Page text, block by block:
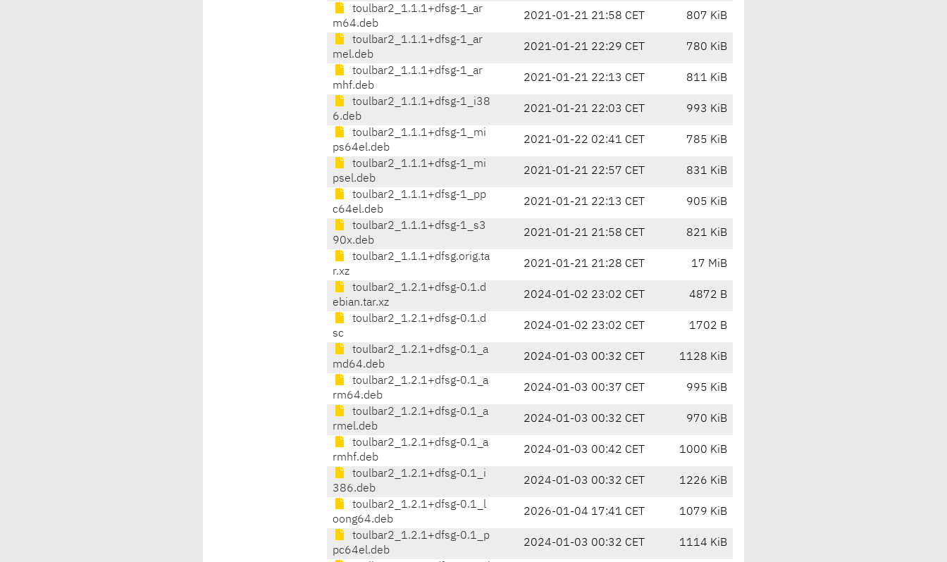
toulbar2_1.1.1+dfsg-1_ar
m64.deb
2021-01-21 21:58 CET 807 KiB
toulbar2_1.1.1+dfsg-1_ar
mel.deb
2021-01-21 22:29 CET 780 KiB
toulbar2_1.1.1+dfsg-1_ar
mhf.deb
2021-01-21 22:13 CET 811 KiB
toulbar2_1.1.1+dfsg-1_i38
6.deb
2021-01-21 22:03 CET 993 KiB
toulbar2_1.1.1+dfsg-1_mi
ps64el.deb
2021-01-22 02:41 CET 785 KiB
toulbar2_1.1.1+dfsg-1_mi
psel.deb
2021-01-21 22:57 CET 831 KiB
toulbar2_1.1.1+dfsg-1_pp
c64el.deb
2021-01-21 22:13 CET 905 KiB
toulbar2_1.1.1+dfsg-1_s3
90x.deb
2021-01-21 21:58 CET 821 KiB
toulbar2_1.1.1+dfsg.orig.ta
r.xz
2021-01-21 21:28 CET 17 MiB
toulbar2_1.2.1+dfsg-0.1.d
ebian.tar.xz
2024-01-02 23:02 CET 4872 B
toulbar2_1.2.1+dfsg-0.1.d
sc
2024-01-02 23:02 CET 1702 B
toulbar2_1.2.1+dfsg-0.1_a
md64.deb
2024-01-03 00:32 CET 1128 KiB
toulbar2_1.2.1+dfsg-0.1_a
rm64.deb
2024-01-03 00:37 CET 995 KiB
toulbar2_1.2.1+dfsg-0.1_a
rmel.deb
2024-01-03 00:32 CET 970 KiB
toulbar2_1.2.1+dfsg-0.1_a
rmhf.deb
2024-01-03 00:42 CET 1000 KiB
toulbar2_1.2.1+dfsg-0.1_i
386.deb
2024-01-03 00:32 CET 1226 KiB
toulbar2_1.2.1+dfsg-0.1_l
oong64.deb
2026-01-04 17:41 CET 1079 KiB
toulbar2_1.2.1+dfsg-0.1_p
pc64el.deb
2024-01-03 00:32 CET 1114 KiB